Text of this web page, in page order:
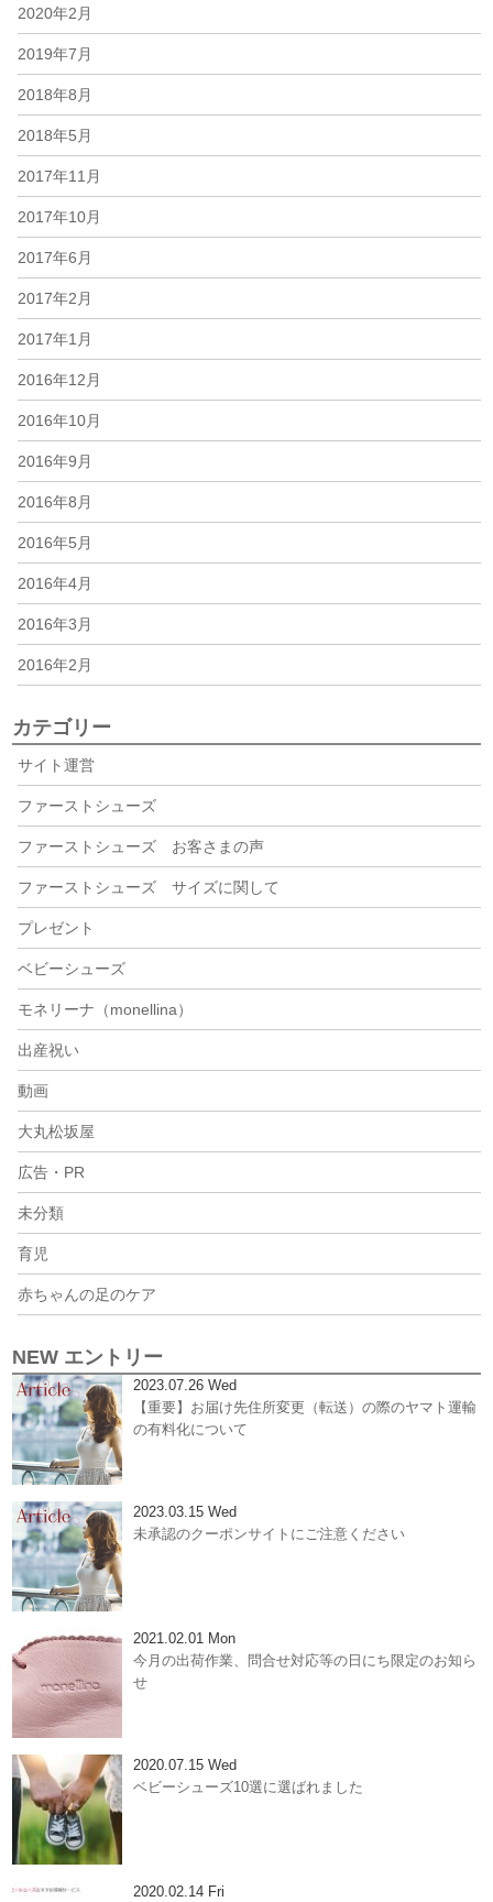
2020年2月
2019年7月
2018年8月
2018年5月
2017年11月
2017年10月
2017年6月
2017年2月
2017年1月
2016年12月
2016年10月
2016年9月
2016年8月
2016年5月
2016年4月
2016年3月
2016年2月
カテゴリー
サイト運営
ファーストシューズ
ファーストシューズ お客さまの声
ファーストシューズ サイズに関して
プレゼント
ベビーシューズ
モネリーナ（monellina）
出産祝い
動画
大丸松坂屋
広告・PR
未分類
育児
赤ちゃんの足のケア
NEW エントリー
2023.07.26 Wed
【重要】お届け先住所変更（転送）の際のヤマト運輸
の有料化について
2023.03.15 Wed
未承認のクーポンサイトにご注意ください
2021.02.01 Mon
今月の出荷作業、問合せ対応等の日にち限定のお知ら
せ
2020.07.15 Wed
ベビーシューズ10選に選ばれました
2020.02.14 Fri